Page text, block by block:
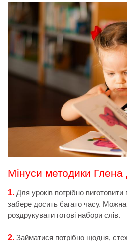
Мінуси методики
1. Для уроків потрібно виготовити
забере досить багато часу.
роздрукувати готові набори слів.
2. Займатися потрібно щодня,